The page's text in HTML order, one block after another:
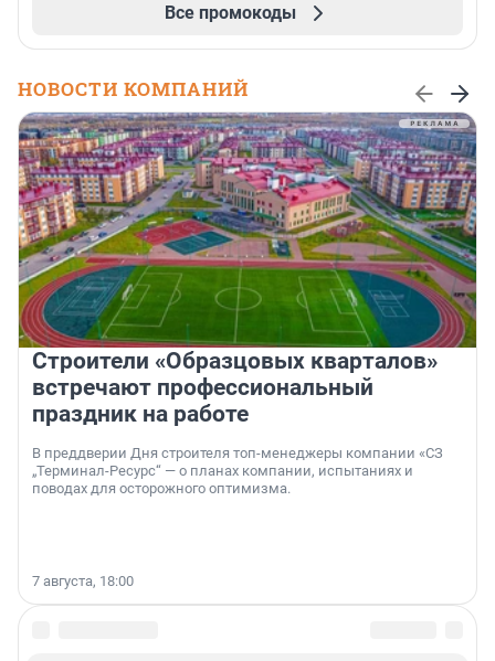
Все промокоды
НОВОСТИ КОМПАНИЙ
Строители «Образцовых кварталов»
встречают профессиональный
праздник на работе
В преддверии Дня строителя топ-менеджеры компании «СЗ
„Терминал-Ресурс“ — о планах компании, испытаниях и
поводах для осторожного оптимизма.
7 августа, 18:00